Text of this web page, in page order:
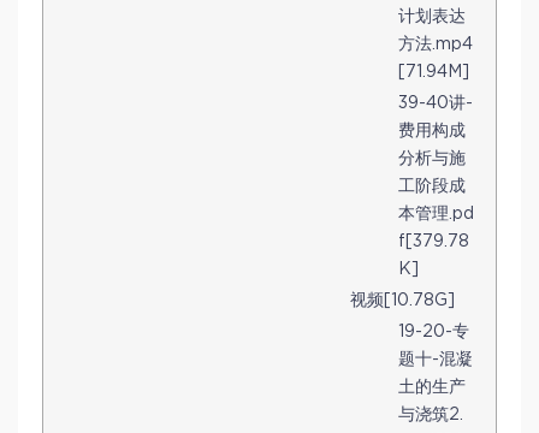
计划表达
方法.mp4
[71.94M]
39-40讲-
费用构成
分析与施
工阶段成
本管理.pd
f[379.78
K]
视频[10.78G]
19-20-专
题十-混凝
土的生产
与浇筑2.